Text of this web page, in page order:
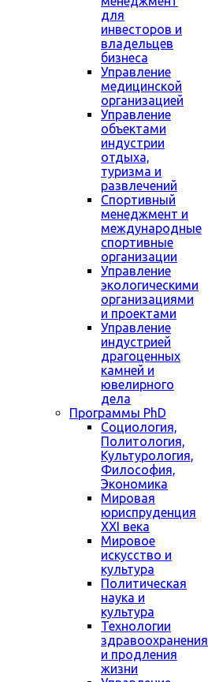
для
инвесторов и
владельцев
бизнеса
Управление
медицинской
организацией
Управление
объектами
индустрии
отдыха,
туризма и
развлечений
Спортивный
менеджмент и
международные
спортивные
организации
Управление
экологическими
организациями
и проектами
Управление
индустрией
драгоценных
камней и
ювелирного
дела
Программы PhD
Социология,
Политология,
Культурология,
Философия,
Экономика
Мировая
юриспруденция
XXI века
Мировое
искусство и
культура
Политическая
наука и
культура
Технологии
здравоохранения
и продления
жизни